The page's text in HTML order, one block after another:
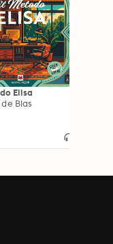
Elisa
Blas